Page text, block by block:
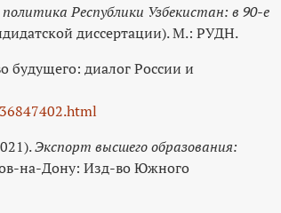
Республики Узбекистан: в 90‑е
диссертации). М.: РУДН.
будущего: диалог России и
Экспорт высшего образования:
на-Дону: Изд-во Южного